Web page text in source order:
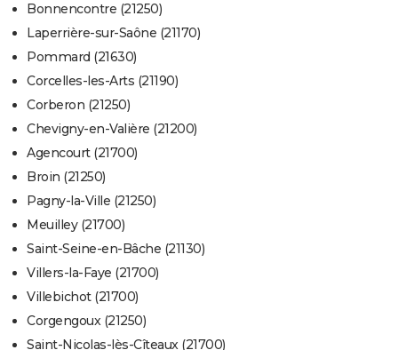
Bonnencontre (21250)
Laperrière-sur-Saône (21170)
Pommard (21630)
Corcelles-les-Arts (21190)
Corberon (21250)
Chevigny-en-Valière (21200)
Agencourt (21700)
Broin (21250)
Pagny-la-Ville (21250)
Meuilley (21700)
Saint-Seine-en-Bâche (21130)
Villers-la-Faye (21700)
Villebichot (21700)
Corgengoux (21250)
Saint-Nicolas-lès-Cîteaux (21700)